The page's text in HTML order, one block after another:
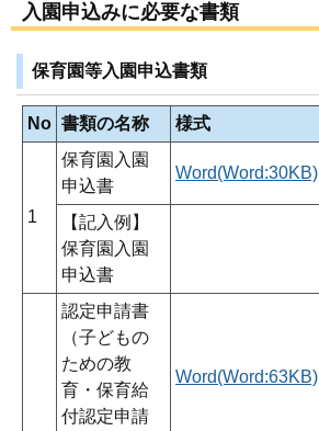
入園申込みに必要な書類
保育園等入園申込書類
No 書類の名称 様式
1
保育園入園
申込書
Word(Word:30KB)
【記入例】
保育園入園
申込書
認定申請書
（子どもの
ための教
育・保育給
付認定申請
Word(Word:63KB)